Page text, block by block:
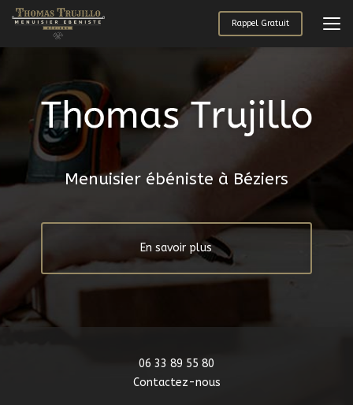
Aller
au
Rappel Gratuit
Menuisier ébéniste à Béziers
En savoir plus
06 33 89 55 80
Contactez-nous